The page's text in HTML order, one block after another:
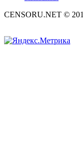
CENSORU.NET ©